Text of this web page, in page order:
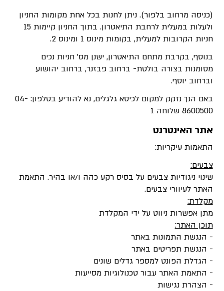
(כניסה מרחוב בלפור). ניתן לחנות בכל אחת מקומות החניון
ולעלות במעלית לרחבת התיאטרון. בתוך החניון קיימות 15
חניות הקרובות למעלית, בקומות מינוס 1 ומינוס 2.
בנוסף, בקרבת מתחם התיאטרון, ישנן מס' חניות נכים
מסומנות בצורה בולטת- ברחוב פבזנר, ברחוב יהושוע
וברחוב יוסף.
באם הנך נזקק למקום לכיסא גלגלים, נא להודיע בטלפון: 04-
8600500 שלוחה 1
אתר האינטרנט
התאמות עיקריות:
צבעים:
שינוי ניגודיות צבעים על בסיס רקע כהה ו/או בהיר. התאמת
האתר לעיוורי צבעים.
מקלדת:
מתן אפשרות ניווט על ידי המקלדת
תוכן האתר:
- הנגשת התמונות באתר
- הנגשת תפריטים באתר
- הגדלת הפונט למספר גדלים שונים
- התאמת האתר עבור טכנולוגיות מסייעות
- הצהרת נגישות